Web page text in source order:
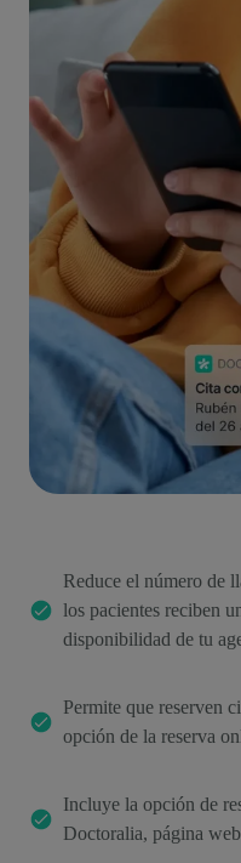
Reduce el número de
los pacientes reciben
disponibilidad de tu
Permite que reserven
opción de la reserva
Incluye la opción de
Doctoralia, página